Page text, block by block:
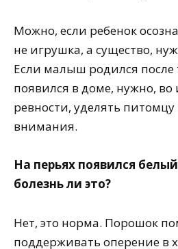
Можно, если ребенок
не игрушка, а существо,
Если малыш родился после
появился в доме, нужно, во
ревности, уделять
внимания.
На перьях появился
болезнь ли это?
Нет, это норма. Порошок
поддерживать оперение в